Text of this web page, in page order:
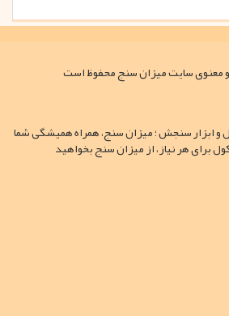
و ابزار سنجش ؛ میزان سنج، همراه همیشگی شما
برای هر نیاز، از میزان سنج بخواهید